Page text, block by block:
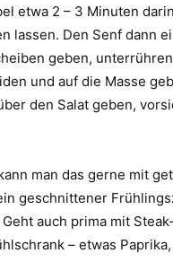
etwa 2 – 3 Minuten
lassen. Den Senf dann
geben,
und auf die Masse
den Salat geben,
man das gerne mit
geschnittener
auch prima mit
– etwas